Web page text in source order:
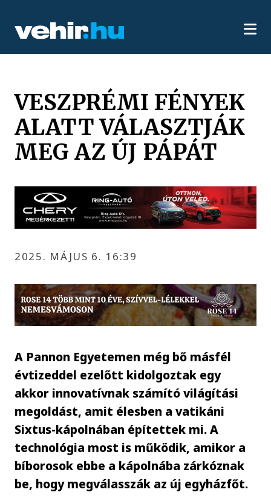
VESZPRÉMI FÉNYEK
ALATT VÁLASZTJÁK
MEG AZ ÚJ PÁPÁT
2025. MÁJUS 6. 16:39
A Pannon Egyetemen még bő másfél
évtizeddel ezelőtt kidolgoztak egy
akkor innovatívnak számító világítási
megoldást, amit élesben a vatikáni
Sixtus-kápolnában építettek mi. A
technológia most is működik, amikor a
bíborosok ebbe a kápolnába zárkóznak
be, hogy megválasszák az új egyházfőt.